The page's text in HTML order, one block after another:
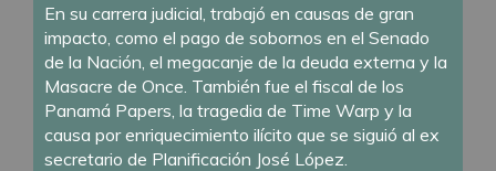
En su carrera judicial, trabajó en causas de gran
impacto, como el pago de sobornos en el Senado
de la Nación, el megacanje de la deuda externa y la
Masacre de Once. También fue el fiscal de los
Panamá Papers, la tragedia de Time Warp y la
causa por enriquecimiento ilícito que se siguió al ex
secretario de Planificación José López.